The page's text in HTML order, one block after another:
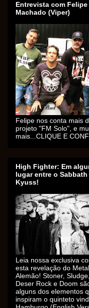
Entrevista com Felipe
Machado (Viper)
Felipe nos conta mais
projeto "FM Solo", e
mais...CLIQUE E
High Fighter: Em
lugar entre o Sabbath
Kyuss!
Leia nossa exclusiva
esta revelação do Metal
Alemão! Stoner, Sludge,
Deser Rock e Doom
alguns dos elementos
inspiram o quinteto